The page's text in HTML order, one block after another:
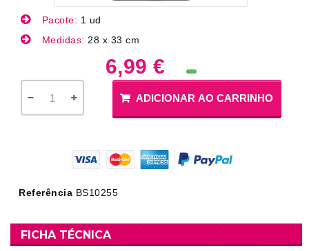
Pacote: 1 ud
Medidas: 28 x 33 cm
6,99 €
ADICIONAR AO CARRINHO
Referência BS10255
FICHA TÉCNICA